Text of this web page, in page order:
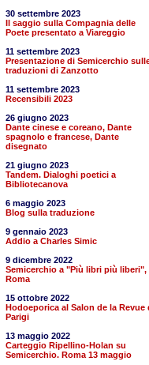
30 settembre 2023
Il saggio sulla Compagnia delle
Poete presentato a Viareggio
11 settembre 2023
Presentazione di Semicerchio
traduzioni di Zanzotto
11 settembre 2023
Recensibili 2023
26 giugno 2023
Dante cinese e coreano, Dante
spagnolo e francese, Dante
disegnato
21 giugno 2023
Tandem. Dialoghi poetici a
Bibliotecanova
6 maggio 2023
Blog sulla traduzione
9 gennaio 2023
Addio a Charles Simic
9 dicembre 2022
Semicerchio a "Più libri più liberi",
Roma
15 ottobre 2022
Hodoeporica al Salon de la Revue
Parigi
13 maggio 2022
Carteggio Ripellino-Holan su
Semicerchio. Roma 13 maggio